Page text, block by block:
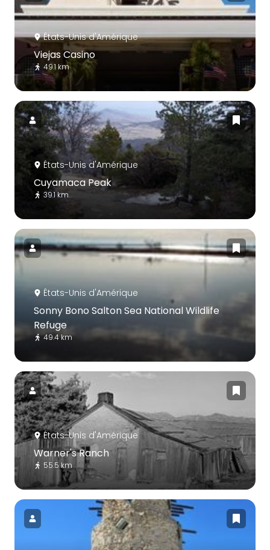
États-Unis d'Amérique
Viejas Casino
49.1 km
États-Unis d'Amérique
Cuyamaca Peak
39.1 km
États-Unis d'Amérique
Sonny Bono Salton Sea National Wildlife
Refuge
49.4 km
États-Unis d'Amérique
Warner's Ranch
55.5 km